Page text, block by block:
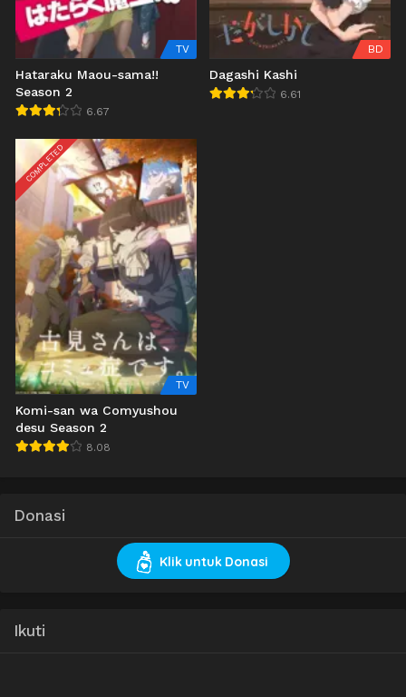
TV
Hataraku Maou-sama!!
Season 2
6.67
BD
Dagashi Kashi
6.61
COMPLETED
TV
Komi-san wa Comyushou
desu Season 2
8.08
Donasi
Klik untuk Donasi
Ikuti